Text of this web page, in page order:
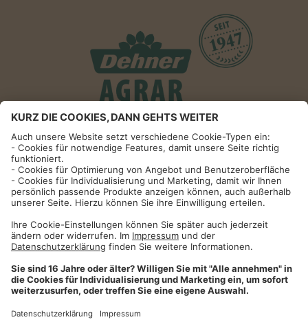
Informationen
Impressum
Datenschutzhinweise
AGB und Widerrufsbelehrung
Dehner Unternehmen
Cookie-Einstellungen
Dehner Agrar GmbH & Co. KG